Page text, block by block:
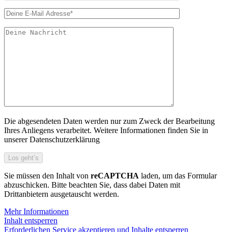
Die abgesendeten Daten werden nur zum Zweck der Bearbeitung
Ihres Anliegens verarbeitet. Weitere Informationen finden Sie in
unserer Datenschutzerklärung
Sie müssen den Inhalt von reCAPTCHA laden, um das Formular
abzuschicken. Bitte beachten Sie, dass dabei Daten mit
Drittanbietern ausgetauscht werden.
Mehr Informationen
Inhalt entsperren
Erforderlichen Service akzeptieren und Inhalte entsperren